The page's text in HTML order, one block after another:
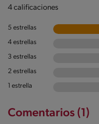
4 calificaciones
5 estrellas
4 estrellas
3 estrellas
2 estrellas
1 estrella
Comentarios (1)